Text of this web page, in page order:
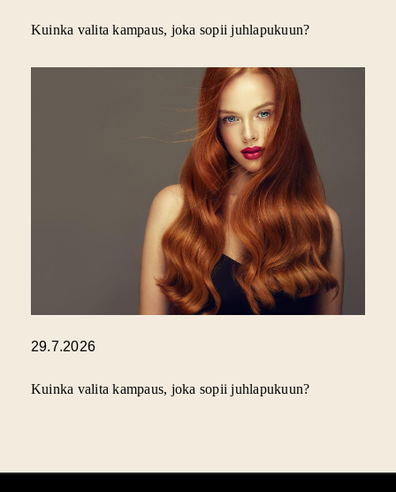
Kuinka valita kampaus, joka sopii juhlapukuun?
29.7.2026
Kuinka valita kampaus, joka sopii juhlapukuun?